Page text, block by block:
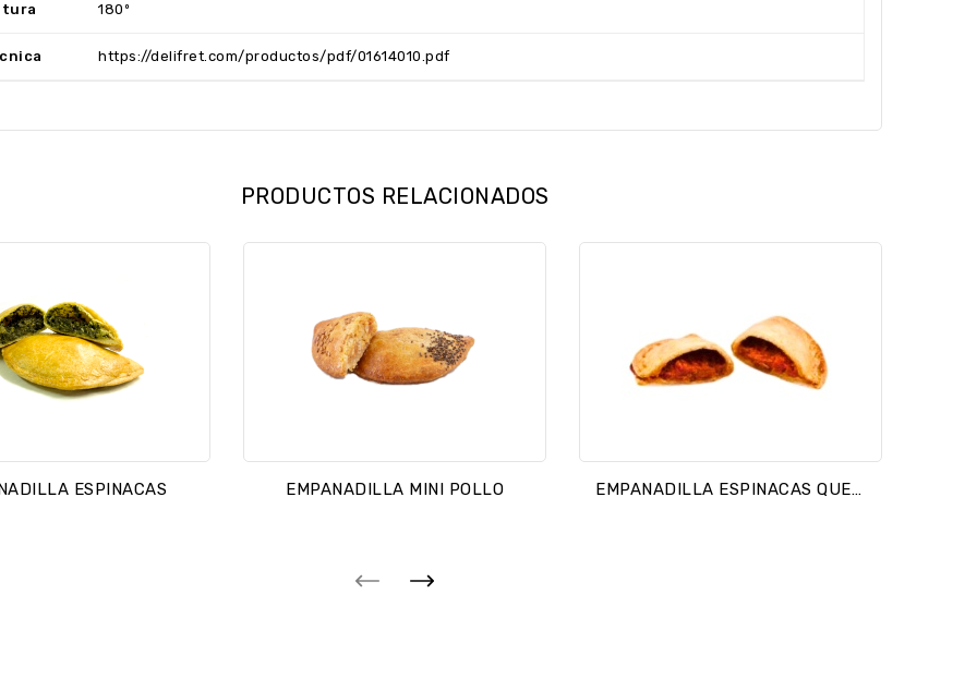
180º
https://delifret.com/productos/pdf/01614010.pdf
PRODUCTOS RELACIONADOS
ESPINACAS EMPANADILLA MINI POLLO EMPANADILLA ESPINACAS QUESO CABRA/ PISTO ATUN